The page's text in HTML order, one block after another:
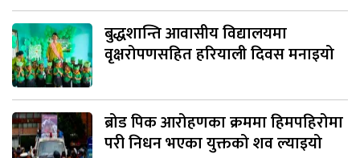
बुद्धशान्ति आवासीय विद्यालयमा
वृक्षरोपणसहित हरियाली दिवस मनाइयो
ब्रोड पिक आरोहणका क्रममा हिमपहिरोमा
परी निधन भएका युक्तको शव ल्याइयो